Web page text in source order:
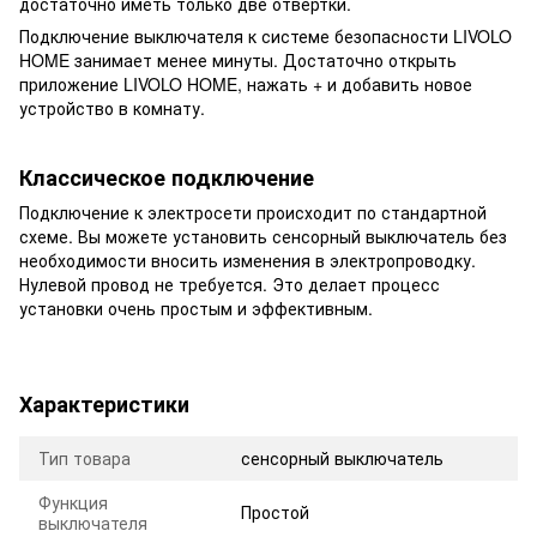
Подключение выключателя к системе безопасности LIVOLO
HOME занимает менее минуты. Достаточно открыть
приложение LIVOLO HOME, нажать + и добавить новое
устройство в комнату.
Классическое подключение
Подключение к электросети происходит по стандартной
схеме. Вы можете установить сенсорный выключатель без
необходимости вносить изменения в электропроводку.
Нулевой провод не требуется. Это делает процесс
установки очень простым и эффективным.
Характеристики
Тип товара
сенсорный выключатель
Функция
выключателя
Простой